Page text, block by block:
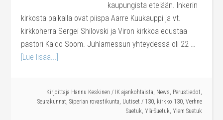
kaupungista etelään. Inkerin
kirkosta paikalla ovat piispa Aarre Kuukauppi ja vt.
kirkkoherra Sergei Shilovski ja Viron kirkkoa edustaa
pastori Kaido Soom. Juhlamessun yhteydessä oli 22 …
[Lue lisää...]
Kirjoittaja Hannu Keskinen / IK ajankohtaista, News, Perustiedot,
Seurakunnat, Siperian rovastikunta, Uutiset / 130, kirkko 130, Verhne
Suetuk, Ylä-Suetuk, Ylem Suetuk